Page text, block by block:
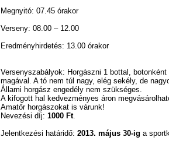
Megnyitó: 07.45 órakor
Verseny: 08.00 – 12.00
Eredményhirdetés: 13.00 órakor
Versenyszabályok: Horgászni 1 bottal,
magával. A tó nem túl nagy, elég sekély, de
Állami horgász engedély nem szükséges.
A kifogott hal kedvezményes áron
Amatőr horgászokat is várunk!
Nevezési díj: 1000 Ft.
Jelentkezési határidő: 2013. május 30-ig a